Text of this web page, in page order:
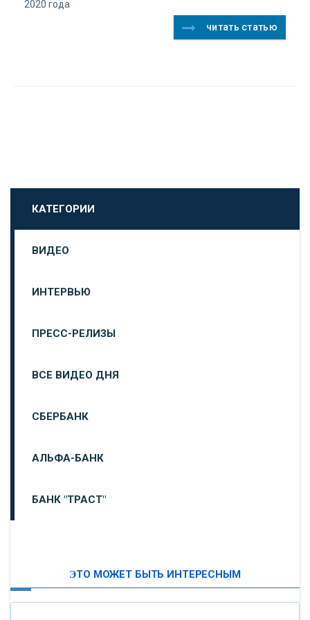
2020 года
читать статью
КАТЕГОРИИ
ВИДЕО
ИНТЕРВЬЮ
ПРЕСС-РЕЛИЗЫ
ВСЕ ВИДЕО ДНЯ
СБЕРБАНК
АЛЬФА-БАНК
БАНК "ТРАСТ"
ЭТО МОЖЕТ БЫТЬ ИНТЕРЕСНЫМ